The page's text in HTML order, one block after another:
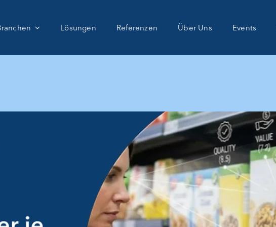
Lösungen Referenzen Über Uns Events